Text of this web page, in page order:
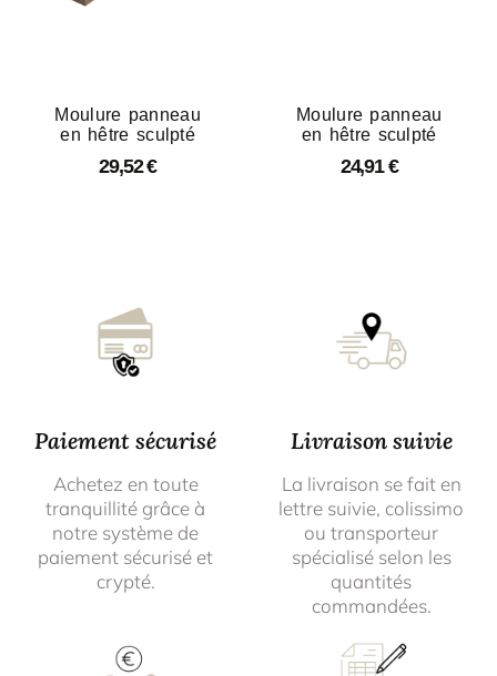
Moulure panneau
en hêtre sculpté
29,52€
Moulure panneau
en hêtre sculpté
24,91€
Paiement sécurisé
Achetez en toute
tranquillité grâce à
notre système de
paiement sécurisé et
crypté.
Livraison suivie
La livraison se fait en
lettre suivie, colissimo
ou transporteur
spécialisé selon les
quantités
commandées.